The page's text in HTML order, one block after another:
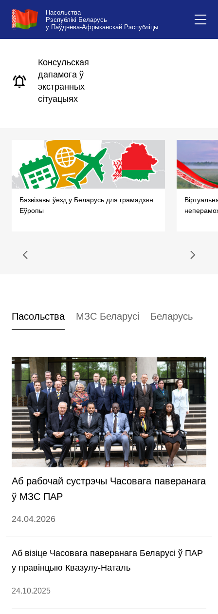
Пасольства
Рэспублікі Беларусь
у Паўднёва-Афрыканскай Рэспубліцы
Консульская
дапамога ў
экстранных
сітуацыях
Бязвізавы ўезд у Беларусь для грамадзян
Еўропы
Пасольства МЗС Беларусі Беларусь
Аб рабочай сустрэчы Часовага паверанага
ў МЗС ПАР
24.04.2026
Аб візіце Часовага паверанага Беларусі ў ПАР
у правінцыю Квазулу-Наталь
24.10.2025